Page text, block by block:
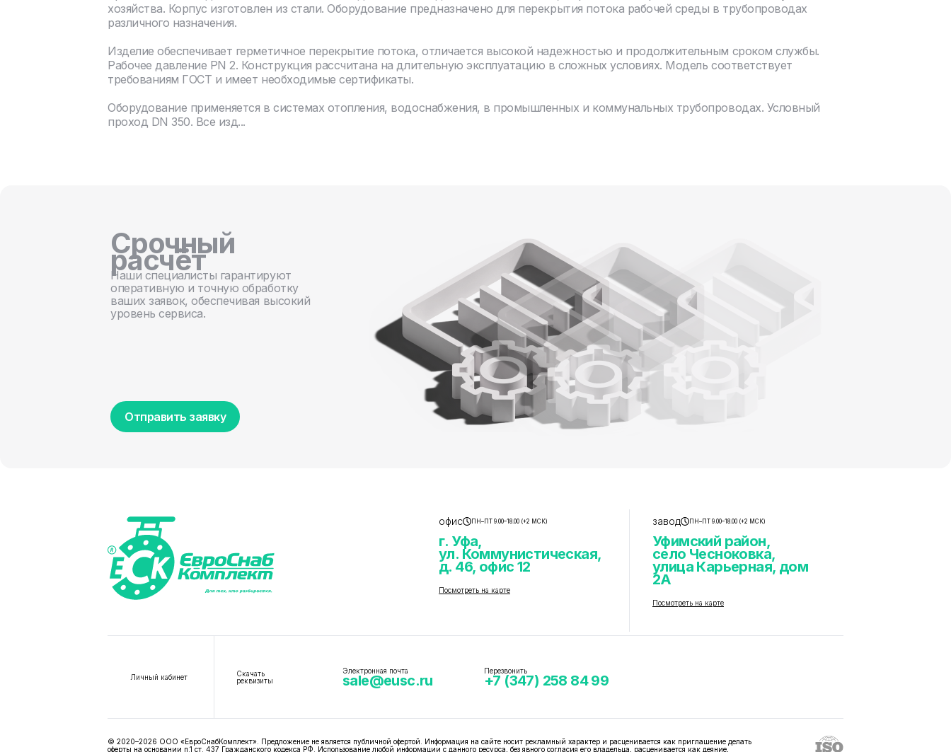
хозяйства. Корпус изготовлен из стали. Оборудование предназначено для перекрытия потока рабочей среды в трубопроводах
различного назначения.
Изделие обеспечивает герметичное перекрытие потока, отличается высокой надежностью и продолжительным сроком службы.
Рабочее давление PN 2. Конструкция рассчитана на длительную эксплуатацию в сложных условиях. Модель соответствует
требованиям ГОСТ и имеет необходимые сертификаты.
Оборудование применяется в системах отопления, водоснабжения, в промышленных и коммунальных трубопроводах. Условный
проход DN 350. Все изд...
Срочный
расчёт
Наши специалисты гарантируют
оперативную и точную обработку
ваших заявок, обеспечивая высокий
уровень сервиса.
Отправить заявку
офис ПН–ПТ 9.00–18.00 (+2 МСК)
г. Уфа,
ул. Коммунистическая,
д. 46, офис 12
Посмотреть на карте
завод ПН–ПТ 9.00–18.00 (+2 МСК)
Уфимский район,
село Чесноковка,
улица Карьерная, дом
2А
Посмотреть на карте
Личный кабинет
Скачать
реквизиты
Электронная почта
sale@eusc.ru
Перезвонить
+7 (347) 258 84 99
© 2020–2026 ООО «ЕвроСнабКомплект». Предложение не является публичной офертой. Информация на сайте носит рекламный характер и расценивается как приглашение делать
оферты на основании п.1 ст. 437 Гражданского кодекса РФ. Использование любой информации с данного ресурса, без явного согласия его владельца, расценивается как деяние,